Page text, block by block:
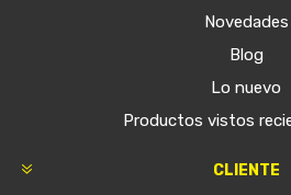
Novedades
Blog
Lo nuevo
Productos vistos
CLIENTE